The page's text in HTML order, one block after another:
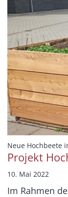
Neue Hochbeete
Projekt
10. Mai 2022
Im Rahmen